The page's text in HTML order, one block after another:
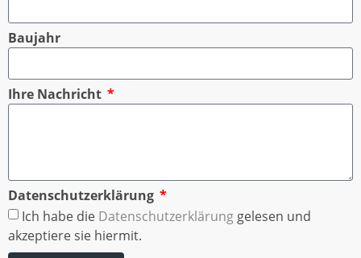
Baujahr
Ihre Nachricht
Datenschutzerklärung
Ich habe die Datenschutzerklärung gelesen und
akzeptiere sie hiermit.